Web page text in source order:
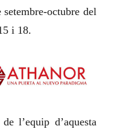
octubre del
i 18.
l’equip d’aquesta